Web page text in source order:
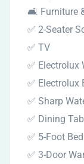
🛋️ Furniture
✅ 2-Seater
✅ TV
✅ Electrolux
✅ Electrolux
✅ Sharp
✅ Dining
✅ 5-Foot Bed
✅ 3-Door